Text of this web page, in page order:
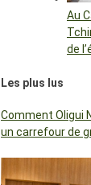
Au
de
Les plus lus
Comment Oligui
un carrefour de